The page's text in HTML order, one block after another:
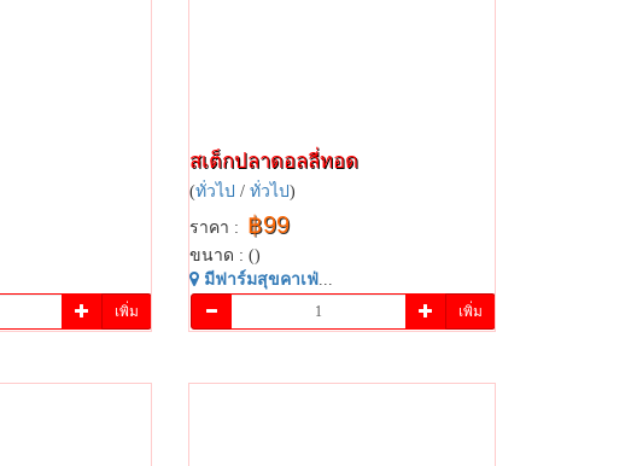
เพิ่ม
สเต็ก​ปลา​ด​อลลี่​ทอด​
(ทั่วไป / ทั่วไป)
ราคา : ฿99
ขนาด : ()
มี​ฟาร์​มสุข​คาเฟ่​ ...
เพิ่ม